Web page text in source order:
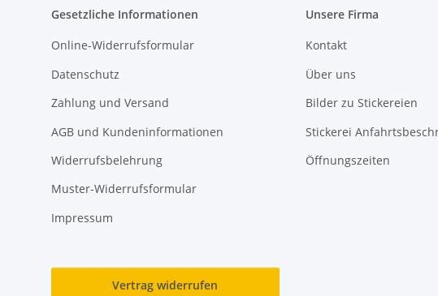
Gesetzliche Informationen
Online-Widerrufsformular
Datenschutz
Zahlung und Versand
AGB und Kundeninformationen
Widerrufsbelehrung
Muster-Widerrufsformular
Impressum
Unsere Firma
Kontakt
Über uns
Bilder zu Stickereien
Stickerei
Öffnungszeiten
Vertrag widerrufen